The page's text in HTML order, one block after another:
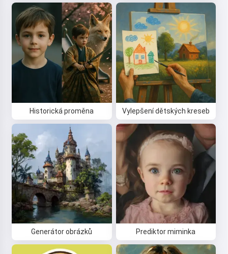
Historická proměna Vylepšení dětských kreseb
Generátor obrázků Prediktor miminka